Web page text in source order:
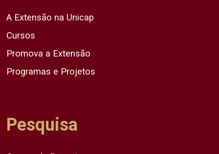
A Extensão na Unicap
Cursos
Promova a Extensão
Programas e Projetos
Pesquisa